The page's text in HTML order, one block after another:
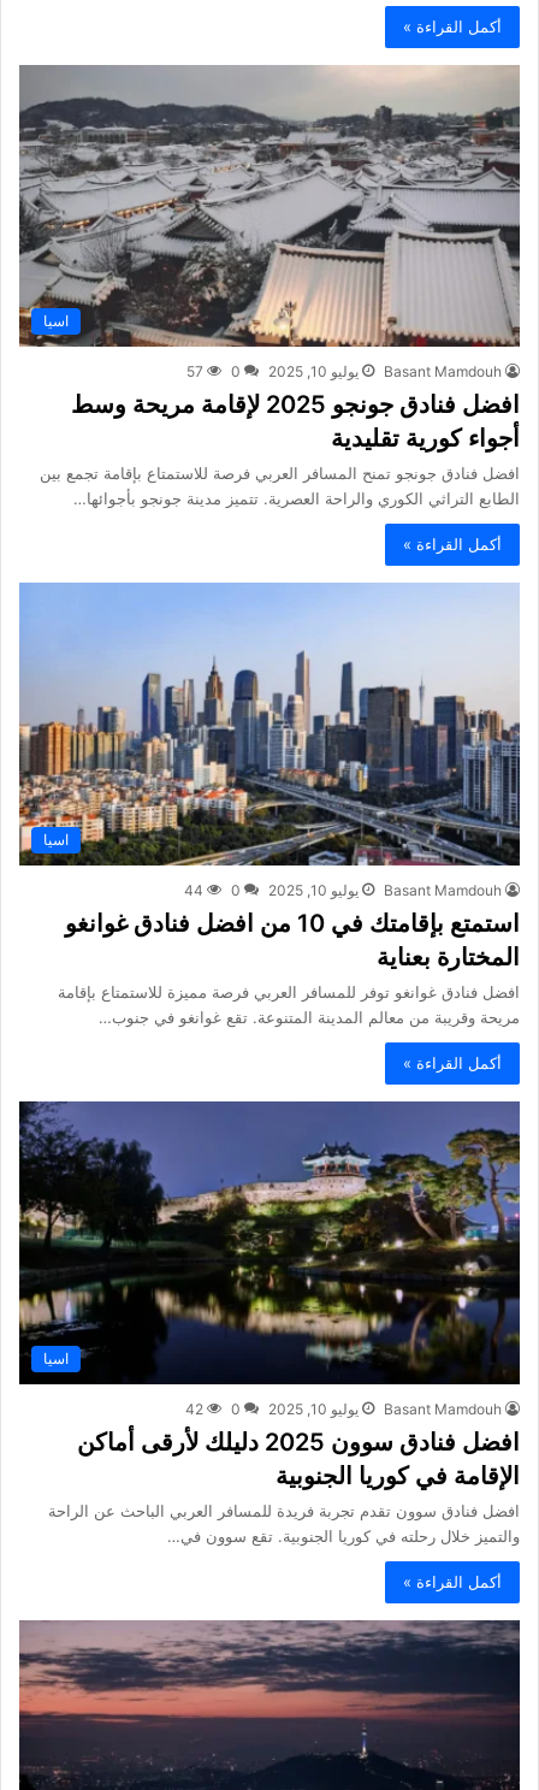
أكمل القراءة »
اسيا
Basant Mamdouh يوليو 10, 2025 0
57
افضل فنادق جونجو 2025 لإقامة مريحة وسط
أجواء كورية تقليدية
افضل فنادق جونجو تمنح المسافر العربي فرصة للاستمتاع بإقامة تجمع بين
الطابع التراثي الكوري والراحة العصرية. تتميز مدينة جونجو بأجوائها…
أكمل القراءة »
اسيا
Basant Mamdouh يوليو 10, 2025 0
44
استمتع بإقامتك في 10 من افضل فنادق غوانغو
المختارة بعناية
افضل فنادق غوانغو توفر للمسافر العربي فرصة مميزة للاستمتاع بإقامة
مريحة وقريبة من معالم المدينة المتنوعة. تقع غوانغو في جنوب…
أكمل القراءة »
اسيا
Basant Mamdouh يوليو 10, 2025 0
42
افضل فنادق سوون 2025 دليلك لأرقى أماكن
الإقامة في كوريا الجنوبية
افضل فنادق سوون تقدم تجربة فريدة للمسافر العربي الباحث عن الراحة
والتميز خلال رحلته في كوريا الجنوبية. تقع سوون في…
أكمل القراءة »